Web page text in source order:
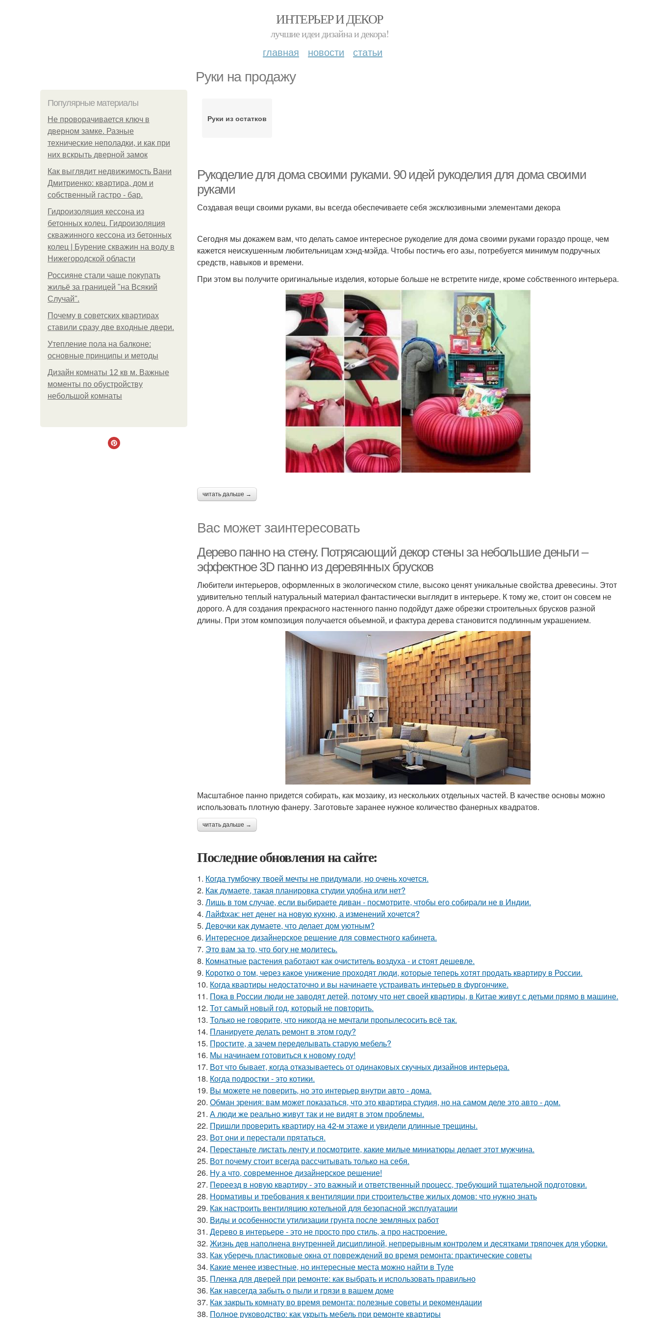
ИНТЕРЬЕР И ДЕКОР
лучшие идеи дизайна и декора!
главная новости статьи
Руки на продажу
Популярные материалы
Не проворачивается ключ в
дверном замке. Разные
технические неполадки, и как при
них вскрыть дверной замок
Как выглядит недвижимость Вани
Дмитриенко: квартира, дом и
собственный гастро - бар.
Гидроизоляция кессона из
бетонных колец. Гидроизоляция
скважинного кессона из бетонных
колец | Бурение скважин на воду в
Нижегородской области
Россияне стали чаще покупать
жильё за границей "на Всякий
Случай".
Почему в советских квартирах
ставили сразу две входные двери.
Утепление пола на балконе:
основные принципы и методы
Дизайн комнаты 12 кв м. Важные
моменты по обустройству
небольшой комнаты
Руки из остатков
Рукоделие для дома своими руками. 90 идей рукоделия для дома своими
руками
Создавая вещи своими руками, вы всегда обеспечиваете себя эксклюзивными элементами декора
Сегодня мы докажем вам, что делать самое интересное рукоделие для дома своими руками гораздо проще, чем
кажется неискушенным любительницам хэнд-мэйда. Чтобы постичь его азы, потребуется минимум подручных
средств, навыков и времени.
При этом вы получите оригинальные изделия, которые больше не встретите нигде, кроме собственного интерьера.
читать дальше →
Вас может заинтересовать
Дерево панно на стену. Потрясающий декор стены за небольшие деньги –
эффектное 3D панно из деревянных брусков
Любители интерьеров, оформленных в экологическом стиле, высоко ценят уникальные свойства древесины. Этот
удивительно теплый натуральный материал фантастически выглядит в интерьере. К тому же, стоит он совсем не
дорого. А для создания прекрасного настенного панно подойдут даже обрезки строительных брусков разной
длины. При этом композиция получается объемной, и фактура дерева становится подлинным украшением.
Масштабное панно придется собирать, как мозаику, из нескольких отдельных частей. В качестве основы можно
использовать плотную фанеру. Заготовьте заранее нужное количество фанерных квадратов.
читать дальше →
Последние обновления на сайте:
1. Когда тумбочку твоей мечты не придумали, но очень хочется.
2. Как думаете, такая планировка студии удобна или нет?
3. Лишь в том случае, если выбираете диван - посмотрите, чтобы его собирали не в Индии.
4. Лайфхак: нет денег на новую кухню, а изменений хочется?
5. Девочки как думаете, что делает дом уютным?
6. Интересное дизайнерское решение для совместного кабинета.
7. Это вам за то, что богу не молитесь.
8. Комнатные растения работают как очиститель воздуха - и стоят дешевле.
9. Коротко о том, через какое унижение проходят люди, которые теперь хотят продать квартиру в России.
10. Когда квартиры недостаточно и вы начинаете устраивать интерьер в фургончике.
11. Пока в России люди не заводят детей, потому что нет своей квартиры, в Китае живут с детьми прямо в машине.
12. Тот самый новый год, который не повторить.
13. Только не говорите, что никогда не мечтали пропылесосить всё так.
14. Планируете делать ремонт в этом году?
15. Простите, а зачем переделывать старую мебель?
16. Мы начинаем готовиться к новому году!
17. Вот что бывает, когда отказываетесь от одинаковых скучных дизайнов интерьера.
18. Когда подростки - это котики.
19. Вы можете не поверить, но это интерьер внутри авто - дома.
20. Обман зрения: вам может показаться, что это квартира студия, но на самом деле это авто - дом.
21. А люди же реально живут так и не видят в этом проблемы.
22. Пришли проверить квартиру на 42-м этаже и увидели длинные трещины.
23. Вот они и перестали прятаться.
24. Перестаньте листать ленту и посмотрите, какие милые миниатюры делает этот мужчина.
25. Вот почему стоит всегда рассчитывать только на себя.
26. Ну а что, современное дизайнерское решение!
27. Переезд в новую квартиру - это важный и ответственный процесс, требующий тщательной подготовки.
28. Нормативы и требования к вентиляции при строительстве жилых домов: что нужно знать
29. Как настроить вентиляцию котельной для безопасной эксплуатации
30. Виды и особенности утилизации грунта после земляных работ
31. Дерево в интерьере - это не просто про стиль, а про настроение.
32. Жизнь дев наполнена внутренней дисциплиной, непрерывным контролем и десятками тряпочек для уборки.
33. Как уберечь пластиковые окна от повреждений во время ремонта: практические советы
34. Какие менее известные, но интересные места можно найти в Туле
35. Пленка для дверей при ремонте: как выбрать и использовать правильно
36. Как навсегда забыть о пыли и грязи в вашем доме
37. Как закрыть комнату во время ремонта: полезные советы и рекомендации
38. Полное руководство: как укрыть мебель при ремонте квартиры